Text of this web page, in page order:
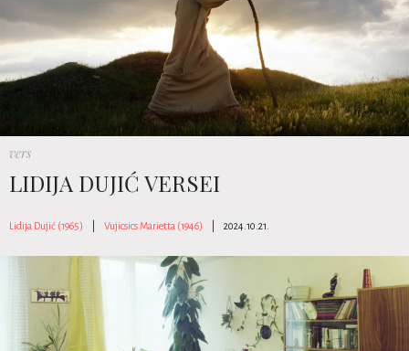
vers
LIDIJA DUJIĆ VERSEI
Lidija Dujić (1965) Vujicsics Marietta (1946) 2024.10.21.